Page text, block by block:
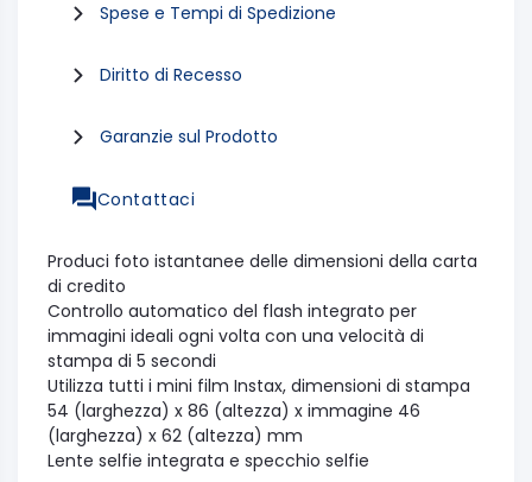
Spese e Tempi di Spedizione
Diritto di Recesso
Garanzie sul Prodotto
Contattaci
Produci foto istantanee delle dimensioni della carta
di credito
Controllo automatico del flash integrato per
immagini ideali ogni volta con una velocità di
stampa di 5 secondi
Utilizza tutti i mini film Instax, dimensioni di stampa
54 (larghezza) x 86 (altezza) x immagine 46
(larghezza) x 62 (altezza) mm
Lente selfie integrata e specchio selfie